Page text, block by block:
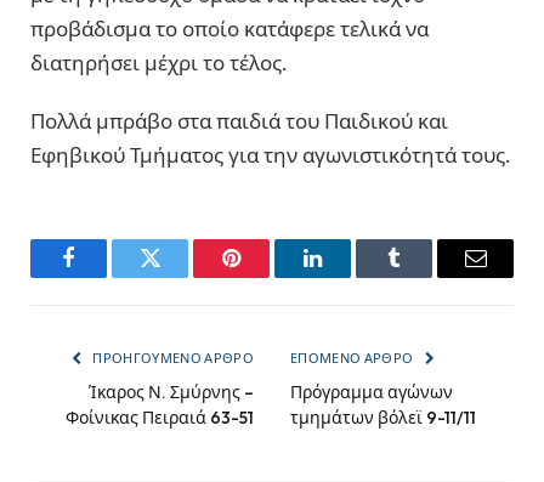
προβάδισμα το οποίο κατάφερε τελικά να
διατηρήσει μέχρι το τέλος.
Πολλά μπράβο στα παιδιά του Παιδικού και
Εφηβικού Τμήματος για την αγωνιστικότητά τους.
FacebookTwitter Pinterest LinkedInTumblr Email
ΠΡΟΗΓΟΎΜΕΝΟ ΆΡΘΡΟ
Ίκαρος Ν. Σμύρνης –
Φοίνικας Πειραιά 63-51
ΕΠΌΜΕΝΟ ΆΡΘΡΟ
Πρόγραμμα αγώνων
τμημάτων βόλεϊ 9-11/11